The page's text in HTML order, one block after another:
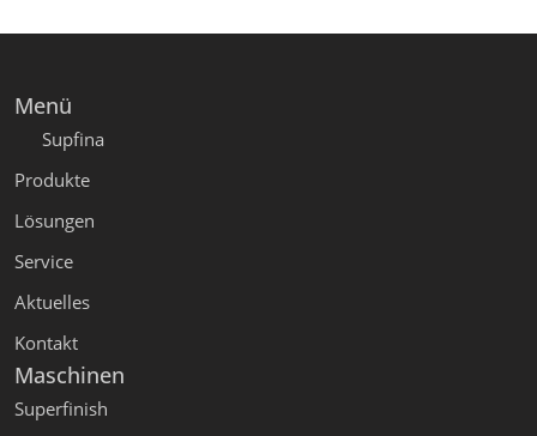
Menü
Supfina
Produkte
Lösungen
Service
Aktuelles
Kontakt
Maschinen
Superfinish